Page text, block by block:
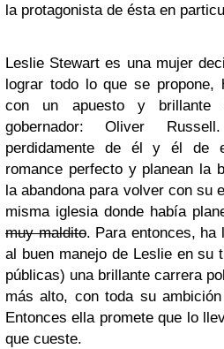
la protagonista de ésta en
Leslie Stewart es una mujer
lograr todo lo que se propone,
con un apuesto y brillante
gobernador: Oliver
perdidamente de él y él de
romance perfecto y planean la
la abandona para volver con su
misma iglesia donde había
muy maldito. Para entonces, ha
al buen manejo de Leslie en su
públicas) una brillante carrera
más alto, con toda su
Entonces ella promete que lo
que cueste.